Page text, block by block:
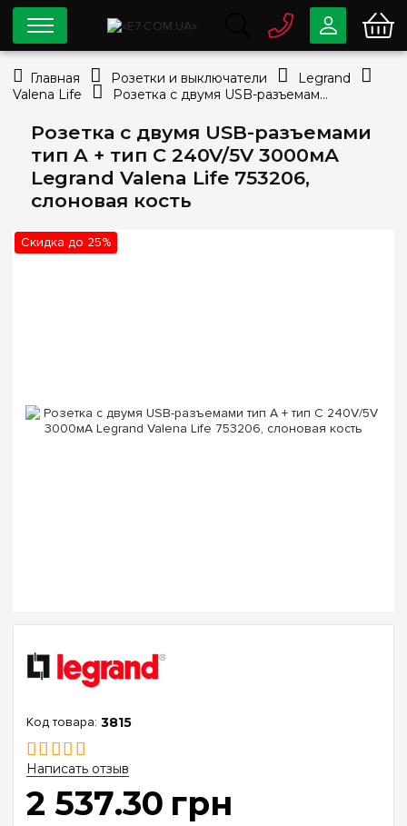
Розетка с двумя USB-разъемами
тип A + тип C 240V/5V 3000мА
Legrand Valena Life 753206,
слоновая кость
Скидка до 25%
3815
Написать отзыв
2 537.30 грн
0 80033-63-07
info@e7.com.ua
044334-79-78
Viber Telegram
Главная Розетки и выключатели
Legrand
Valena Life
Розетка с двумя USB-разъемами тип A + тип C 240V/5V 3000мА Legrand Valena Life 753206, слоновая кость